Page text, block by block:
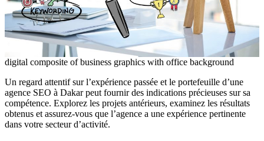
digital composite of business graphics with office background
Un regard attentif sur l’expérience passée et le portefeuille d’une
agence SEO à Dakar peut fournir des indications précieuses sur sa
compétence. Explorez les projets antérieurs, examinez les résultats
obtenus et assurez-vous que l’agence a une expérience pertinente
dans votre secteur d’activité.